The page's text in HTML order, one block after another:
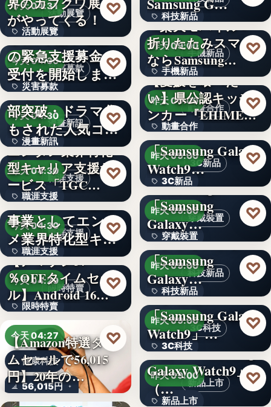
活動展覽
今天 04:31
活動展覽
60
がやってくる！
♡
災害募款
今天 04:30
災害募款
文字
令和8年熊本地震へ
の緊急支援募金の
受付を開始しまし
た
♡
漫畫新訊
今天 04:30
漫畫新訊
文字
シリーズ累計40万
部突破・ドラマ化
もされた人気コミ
ック！…
♡
職涯支援
今天 04:30
職涯支援
330,000
エンタメ業界特化
型キャリア支援サ
ービス「TGC…
♡
職涯支援
今天 04:30
職涯支援
文字
W TOKYO、新規
事業としてエンタ
メ業界特化型キャ
リア…
♡
限時特賣
今天 04:29
限時特賣
15,800円
【アマゾン37
％OFFタイムセー
ル】Android 16…
♡
今天 04:27
健康科技
56,015円
【Amazon特選タイ
ムセールで56,015
円】20年の…
♡
科技新品
文字
手機新品
昨天 09:00
手機新品
4.1
＜楽天モバイル＞
折りたたみスマホ
ならSamsung…
♡
動畫合作
昨天 09:00
動畫合作
108
【愛媛を喰べた
い】県公認キッチ
ンカー『EHIMEみ
きゃん…
♡
3C新品
昨天 09:00
3C新品
文字
＜OPEN＞
「Samsung Galaxy
Watch9…
♡
穿戴裝置
昨天 09:00
穿戴裝置
文字
＜Samsung＞
「Samsung
Galaxy…
♡
科技新品
昨天 09:00
科技新品
文字
＜ソフトバンク＞
「Samsung
Galaxy…
♡
3C科技
昨天 09:00
3C科技
文字
＜ドコモ＞
「Samsung Galaxy
Watch9」…
♡
新品上市
昨天 09:00
新品上市
＜au＞「Samsung
Galaxy Watch9」
（…
♡